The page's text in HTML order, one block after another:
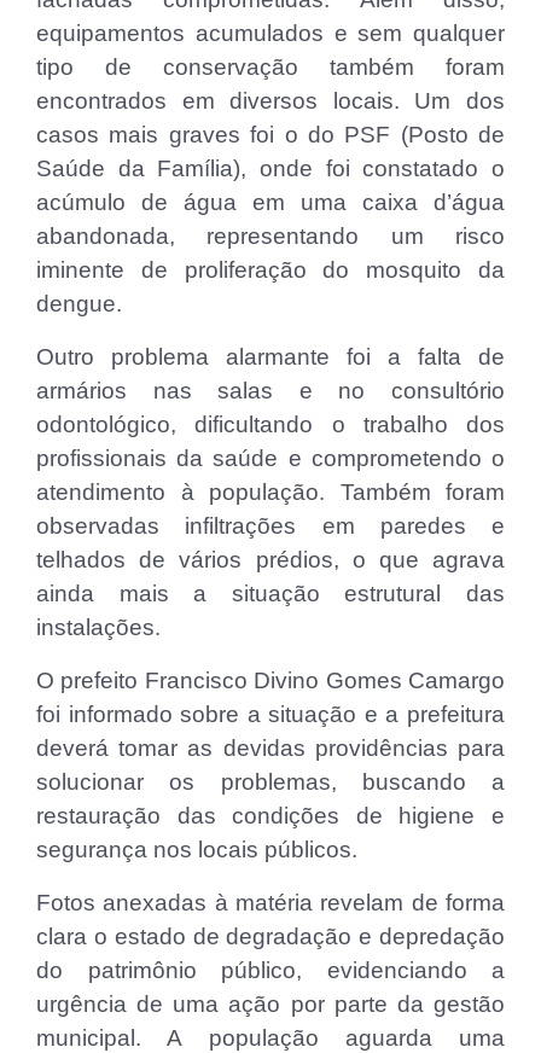
equipamentos acumulados e sem qualquer
tipo de conservação também foram
encontrados em diversos locais. Um dos
casos mais graves foi o do PSF (Posto de
Saúde da Família), onde foi constatado o
acúmulo de água em uma caixa d’água
abandonada, representando um risco
iminente de proliferação do mosquito da
dengue.
Outro problema alarmante foi a falta de
armários nas salas e no consultório
odontológico, dificultando o trabalho dos
profissionais da saúde e comprometendo o
atendimento à população. Também foram
observadas infiltrações em paredes e
telhados de vários prédios, o que agrava
ainda mais a situação estrutural das
instalações.
O prefeito Francisco Divino Gomes Camargo
foi informado sobre a situação e a prefeitura
deverá tomar as devidas providências para
solucionar os problemas, buscando a
restauração das condições de higiene e
segurança nos locais públicos.
Fotos anexadas à matéria revelam de forma
clara o estado de degradação e depredação
do patrimônio público, evidenciando a
urgência de uma ação por parte da gestão
municipal. A população aguarda uma